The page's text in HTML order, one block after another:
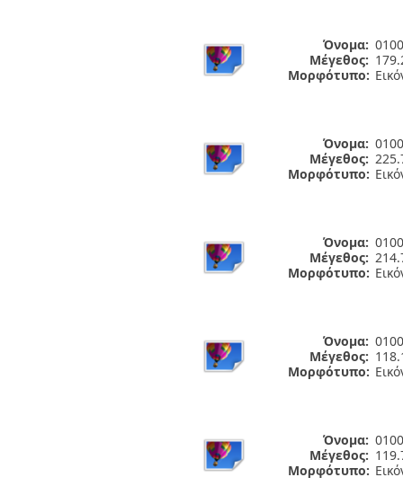
Όνομα:
Μέγεθος:
Μορφότυπο:
Όνομα:
Μέγεθος:
Μορφότυπο:
Όνομα:
Μέγεθος:
Μορφότυπο:
Όνομα:
Μέγεθος:
Μορφότυπο:
Όνομα:
Μέγεθος:
Μορφότυπο: